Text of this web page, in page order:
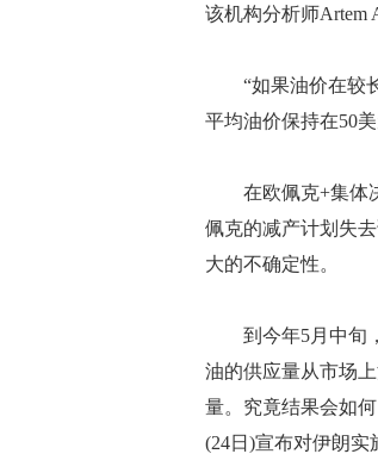
该机构分析师Artem
“如果油价在较长
平均油价保持在50
在欧佩克+集体决
佩克的减产计划失
大的不确定性。
到今年5月中旬，
油的供应量从市场
量。究竟结果会如
(24日)宣布对伊朗实